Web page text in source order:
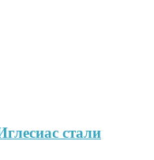
стали